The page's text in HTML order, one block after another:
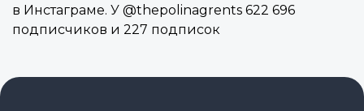
в Инстаграме. У @thepolinagrents 622 696
подписчиков и 227 подписок